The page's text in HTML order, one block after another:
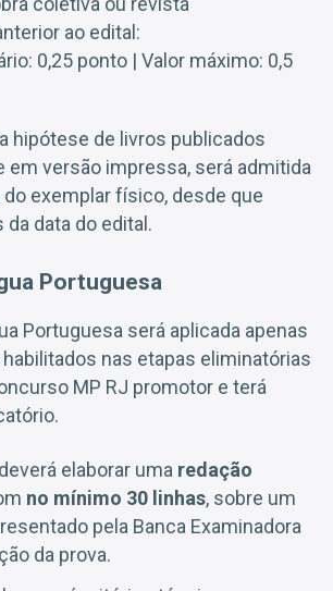
ao edital:
0,25 ponto | Valor máximo: 0,5
hipótese de livros publicados
em versão impressa, será admitida
exemplar físico, desde que
data do edital.
Portuguesa
Portuguesa será aplicada apenas
nas etapas eliminatórias
MP RJ promotor e terá
elaborar uma redação
no mínimo 30 linhas, sobre um
pela Banca Examinadora
da prova.